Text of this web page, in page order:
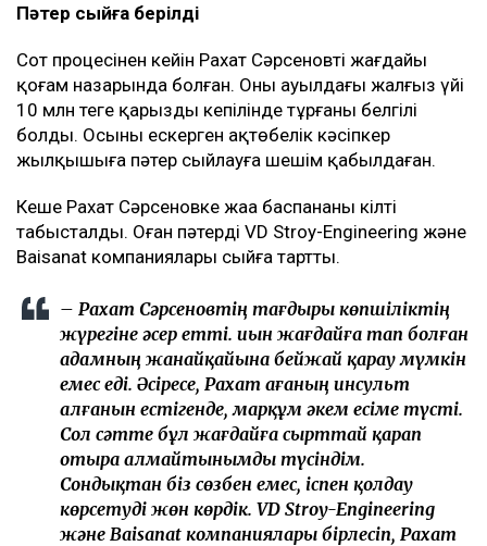
Пәтер сыйға берілді
Сот процесінен кейін Рахат Сәрсеновтің жағдайы
қоғам назарында болған. Оның ауылдағы жалғыз үйі
10 млн теңге қарыздың кепілінде тұрғаны белгілі
болды. Осыны ескерген ақтөбелік кәсіпкер
жылқышыға пәтер сыйлауға шешім қабылдаған.
Кеше Рахат Сәрсеновке жаңа баспананың кілті
табысталды. Оған пәтерді VD Stroy-Engineering және
Baisanat компаниялары сыйға тартты.
– Рахат Сәрсеновтің тағдыры көпшіліктің
жүрегіне әсер етті. Қиын жағдайға тап болған
адамның жанайқайына бейжай қарау мүмкін
емес еді. Әсіресе, Рахат ағаның инсульт
алғанын естігенде, марқұм әкем есіме түсті.
Сол сәтте бұл жағдайға сырттай қарап
отыра алмайтынымды түсіндім.
Сондықтан біз сөзбен емес, іспен қолдау
көрсетуді жөн көрдік. VD Stroy-Engineering
және Baisanat компаниялары бірлесіп, Рахат